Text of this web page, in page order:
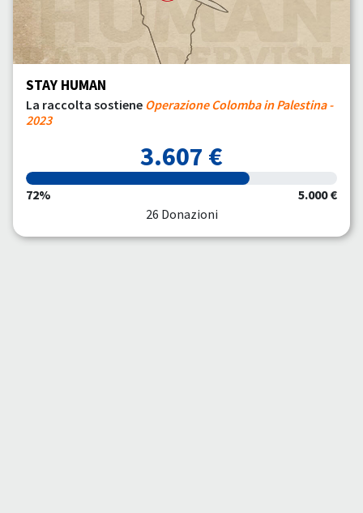
STAY HUMAN
La raccolta sostiene Operazione Colomba in Palestina -
2023
3.607 €
72%
5.000 €
26 Donazioni